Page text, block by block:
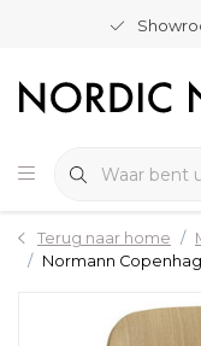
Terug naar home
Normann